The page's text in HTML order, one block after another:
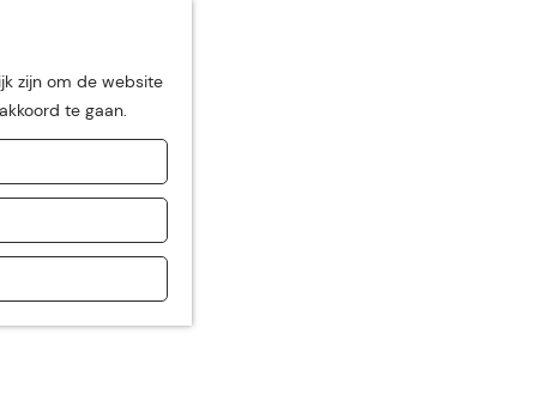
zijn om de website
te gaan.